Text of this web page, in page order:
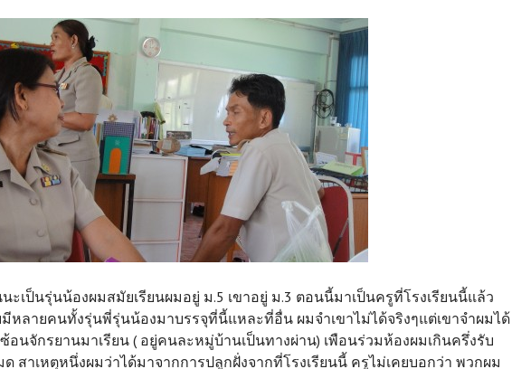
ะเป็นรุ่นน้องผมสมัยเรียนผมอยู่ ม.5 เขาอยู่ ม.3 ตอนนี้มาเป็นครูที่โรงเรียนนี้แล้ว
หลายคนทั้งรุ่นพี่รุ่นน้องมาบรรจุที่นี้แหละที่อื่น ผมจำเขาไม่ได้จริงๆแต่เขาจำผมได้
อนจักรยานมาเรียน ( อยู่คนละหมู่บ้านเป็นทางผ่าน) เพือนร่วมห้องผมเกินครึ่งรับ
สาเหตุหนึ่งผมว่าได้มาจากการปลูกฝั่งจากที่โรงเรียนนี้ ครูไม่เคยบอกว่า พวกผม